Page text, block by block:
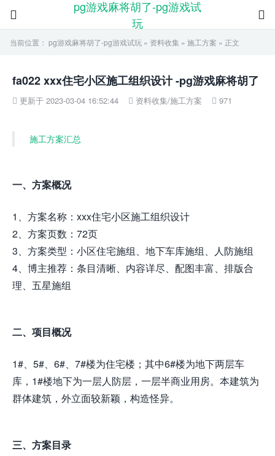
pg游戏麻将胡了-pg游戏试
玩


当前位置： pg游戏麻将胡了-pg游戏试玩 » 资料收集 » 施工方案 » 正文
fa022 xxx住宅小区施工组织设计 -pg游戏麻将胡了
 更新于 2023-03-04 16:52:44  资料收集/施工方案  971
施工方案汇总
一、方案概况
1、方案名称：xxx住宅小区施工组织设计
2、方案页数：72页
3、方案类型：小区住宅施组、地下车库施组、人防施组
4、博主推荐：条目清晰、内容详尽、配图丰富、排版合
理、五星施组
二、项目概况
1#、5#、6#、7#楼为住宅楼；其中6#楼为地下两层车
库，1#楼地下为一层人防层，一层半商业用房。本建筑为
群体建筑，外立面较新颖，构造怪异。
三、方案目录